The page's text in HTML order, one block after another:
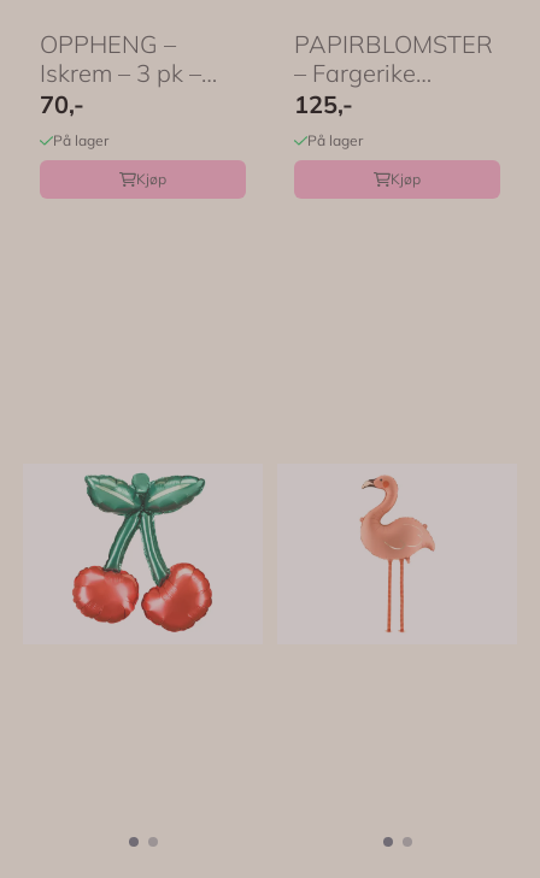
OPPHENG –
Iskrem – 3 pk –
PartyDeco
70,-
På lager
Kjøp
PAPIRBLOMSTER
– Fargerike
blomster – 3 pk ...
125,-
På lager
Kjøp